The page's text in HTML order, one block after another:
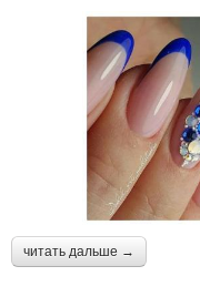
читать дальше →